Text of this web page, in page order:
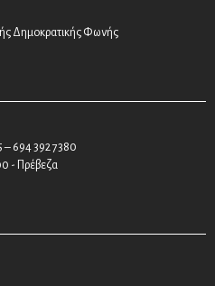
Δημοκρατικής Φωνής
– 694 392 7380
- Πρέβεζα